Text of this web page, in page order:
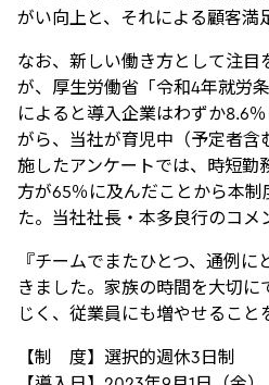
がい向上と、それによる顧客満
なお、新しい働き方として注目
が、厚生労働省「令和4年就労
によると導入企業はわずか8.6
がら、当社が育児中（予定者含
施したアンケートでは、時短勤
方が65％に及んだことから本制
た。当社社長・本多良行のコメ
『チームでまたひとつ、通例
きました。家族の時間を大切に
じく、従業員にも増やせること
【制 度】選択的週休3日制